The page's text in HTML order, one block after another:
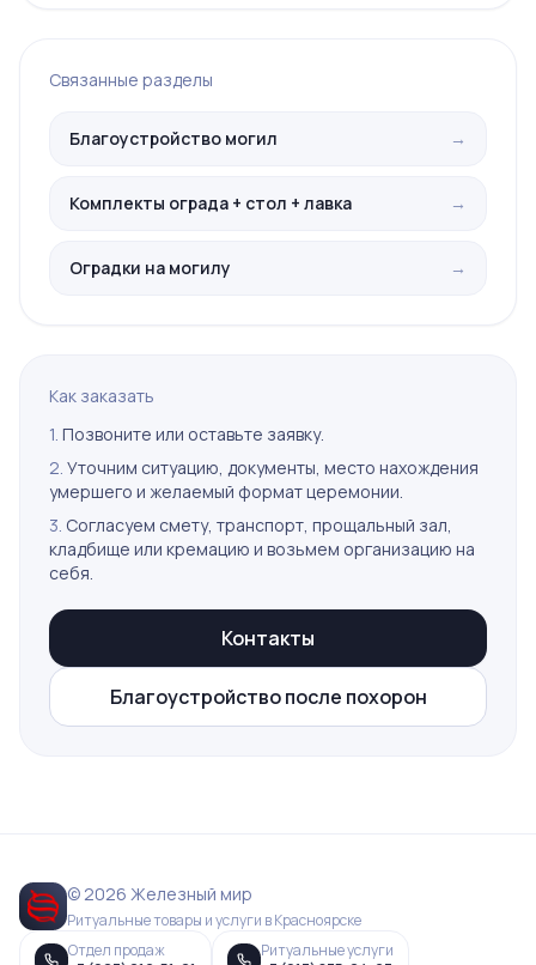
Связанные разделы
Благоустройство могил →
Комплекты ограда + стол + лавка →
Оградки на могилу →
Как заказать
1. Позвоните или оставьте заявку.
2. Уточним ситуацию, документы, место нахождения
умершего и желаемый формат церемонии.
3. Согласуем смету, транспорт, прощальный зал,
кладбище или кремацию и возьмем организацию на
себя.
Контакты
Благоустройство после похорон
© 2026 Железный мир
Ритуальные товары и услуги в Красноярске
Отдел продаж
Ритуальные услуги